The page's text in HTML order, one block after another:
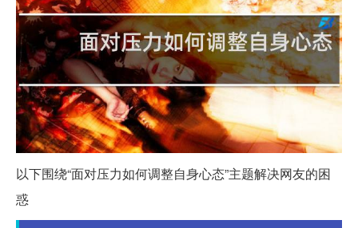
以下围绕“面对压力如何调整自身心态”主题解决网友的困
惑